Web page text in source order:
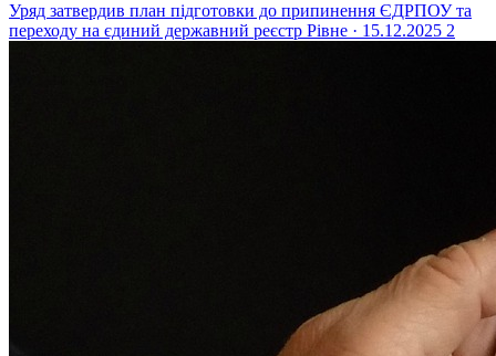
Уряд затвердив план підготовки до припинення ЄДРПОУ та
переходу на єдиний державний реєстр Рівне · 15.12.2025 2